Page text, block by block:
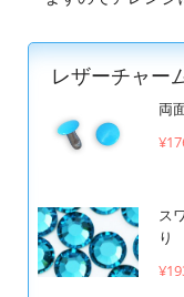
レザーチャー
両
ス
り